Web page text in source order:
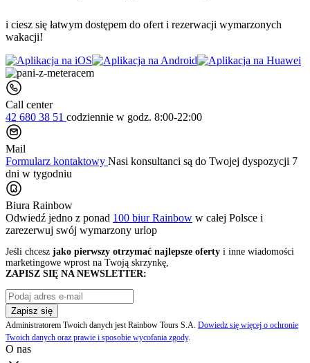
i ciesz się łatwym dostępem do ofert i rezerwacji wymarzonych
wakacji!
Call center
42 680 38 51 codziennie w godz. 8:00-22:00
Mail
Formularz kontaktowy Nasi konsultanci są do Twojej dyspozycji 7
dni w tygodniu
Biura Rainbow
Odwiedź jedno z ponad 100 biur Rainbow w całej Polsce i
zarezerwuj swój wymarzony urlop
Jeśli chcesz jako pierwszy otrzymać najlepsze oferty i inne wiadomości
marketingowe wprost na Twoją skrzynkę,
ZAPISZ SIĘ NA NEWSLETTER:
Zapisz się
Administratorem Twoich danych jest Rainbow Tours S.A. Dowiedz się więcej o ochronie
Twoich danych oraz prawie i sposobie wycofania zgody.
O nas